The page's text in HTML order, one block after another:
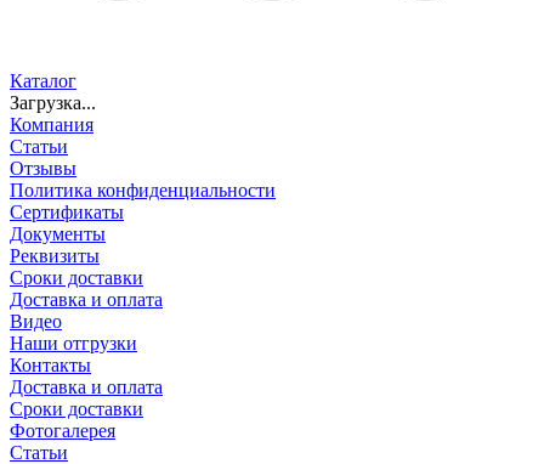
Каталог
Загрузка...
Компания
Статьи
Отзывы
Политика конфиденциальности
Сертификаты
Документы
Реквизиты
Сроки доставки
Доставка и оплата
Видео
Наши отгрузки
Контакты
Доставка и оплата
Сроки доставки
Фотогалерея
Статьи